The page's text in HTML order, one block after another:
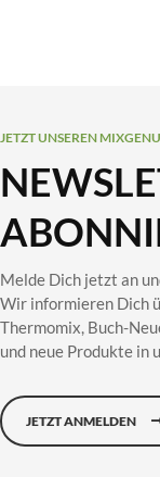
JETZT UNSEREN
Melde Dich jetzt an
Wir informieren Dich
Thermomix, Buch-
und neue Produkte in
JETZT ANMELDEN